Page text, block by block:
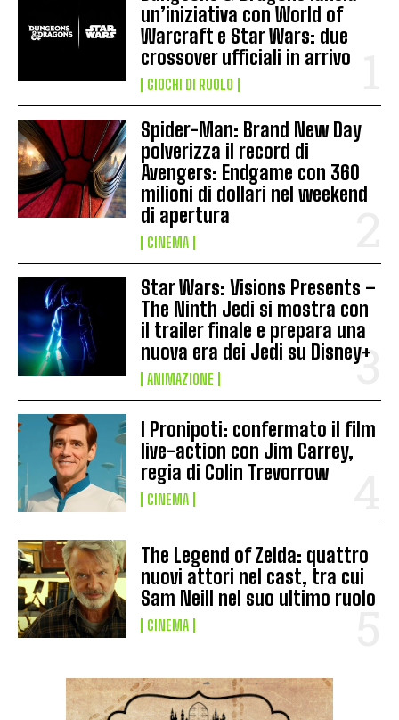
un’iniziativa con World of
Warcraft e Star Wars: due
crossover ufficiali in arrivo
GIOCHI DI RUOLO
Spider-Man: Brand New Day
polverizza il record di
Avengers: Endgame con 360
milioni di dollari nel weekend
di apertura
CINEMA
Star Wars: Visions Presents –
The Ninth Jedi si mostra con
il trailer finale e prepara una
nuova era dei Jedi su Disney+
ANIMAZIONE
I Pronipoti: confermato il film
live-action con Jim Carrey,
regia di Colin Trevorrow
CINEMA
The Legend of Zelda: quattro
nuovi attori nel cast, tra cui
Sam Neill nel suo ultimo ruolo
CINEMA